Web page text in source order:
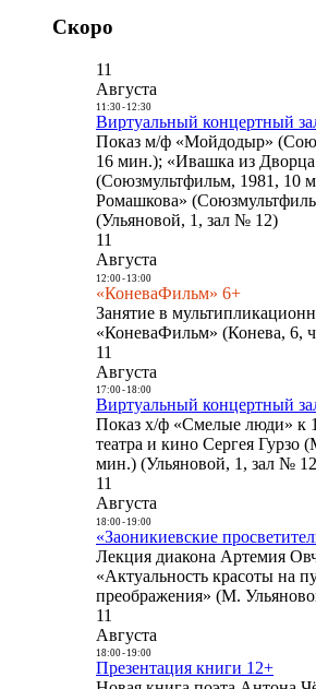
Скоро
11
Августа
11:30- 12:30
Виртуальный концертный
Показ м/ф «Мойдодыр»
16 мин.); «Ивашка из
(Союзмультфильм, 1981, 10
Ромашкова»
(Ульяновой, 1, зал № 12)
11
Августа
12:00- 13:00
«КоневаФильм» 6+
Занятие в
«КоневаФильм» (Конева, 6,
11
Августа
17:00- 18:00
Виртуальный концертный
Показ х/ф «Смелые люди» к
театра и кино Сергея Гурзо
мин.) (Ульяновой, 1, зал №
11
Августа
18:00- 19:00
«Заоникиевские
Лекция диакона Артемия
«Актуальность красоты на
преображения» (М.
11
Августа
18:00- 19:00
Презентация книги 12+